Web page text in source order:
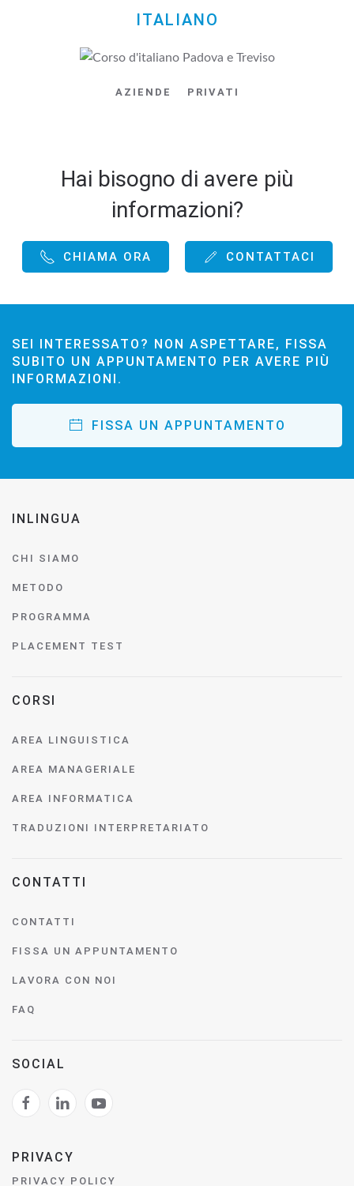
ITALIANO
AZIENDE PRIVATI
Hai bisogno di avere più
informazioni?
CHIAMA ORA CONTATTACI
SEI INTERESSATO? NON ASPETTARE, FISSA
SUBITO UN APPUNTAMENTO PER AVERE PIÙ
INFORMAZIONI.
FISSA UN APPUNTAMENTO
INLINGUA
CHI SIAMO
METODO
PROGRAMMA
PLACEMENT TEST
CORSI
AREA LINGUISTICA
AREA MANAGERIALE
AREA INFORMATICA
TRADUZIONI INTERPRETARIATO
CONTATTI
CONTATTI
FISSA UN APPUNTAMENTO
LAVORA CON NOI
FAQ
SOCIAL
PRIVACY
PRIVACY POLICY